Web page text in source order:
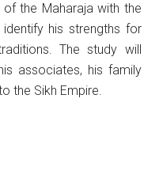
the Maharaja with the
his strengths for
The study will
associates, his family
the Sikh Empire.